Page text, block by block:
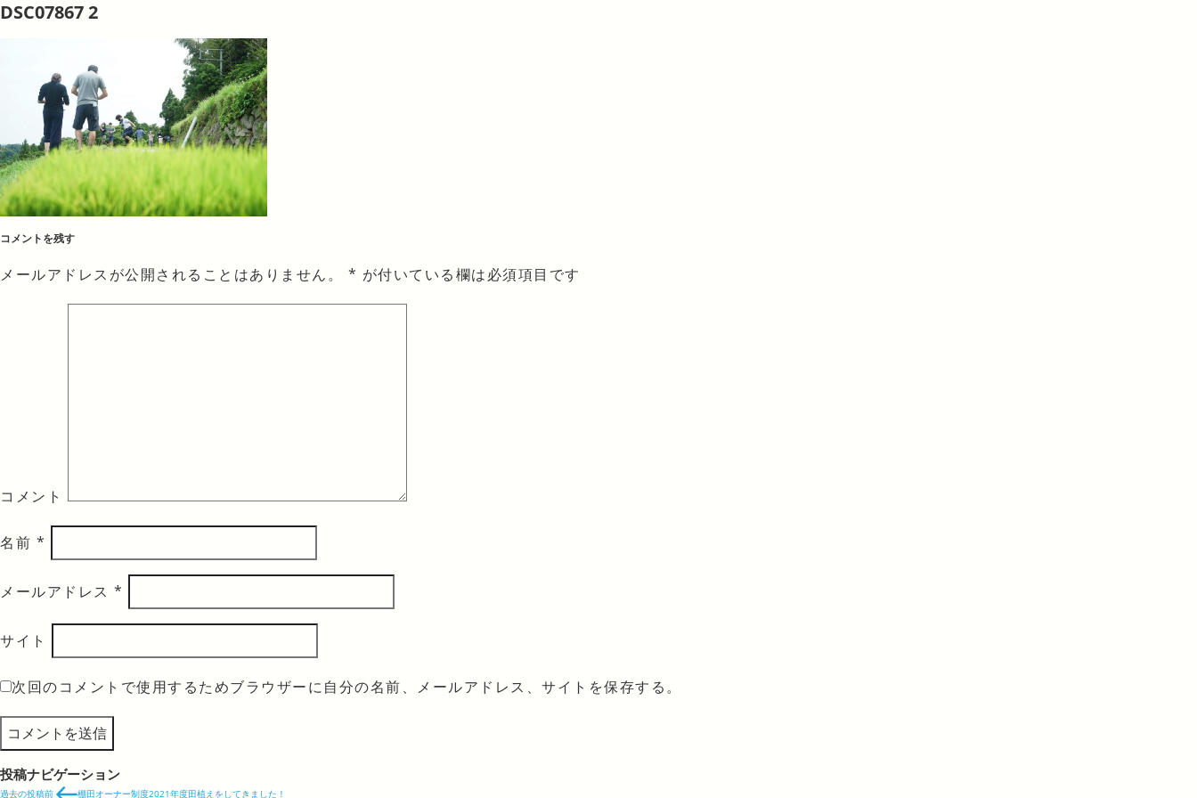
DSC07867 2
コメントを残す
メールアドレスが公開されることはありません。 * が付いている欄は必須項目です
コメント
名前 *
メールアドレス *
サイト
次回のコメントで使用するためブラウザーに自分の名前、メールアドレス、サイトを保存する。
投稿ナビゲーション
過去の投稿前 棚田オーナー制度2021年度田植えをしてきました！